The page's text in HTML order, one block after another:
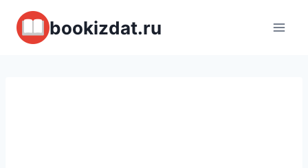
Перейти
содержимому
bookizdat.ru